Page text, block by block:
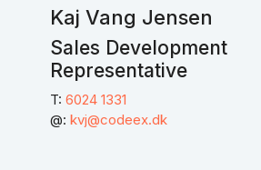
Kaj Vang Jensen
Sales Development
Representative
T: 6024 1331
@: kvj@codeex.dk